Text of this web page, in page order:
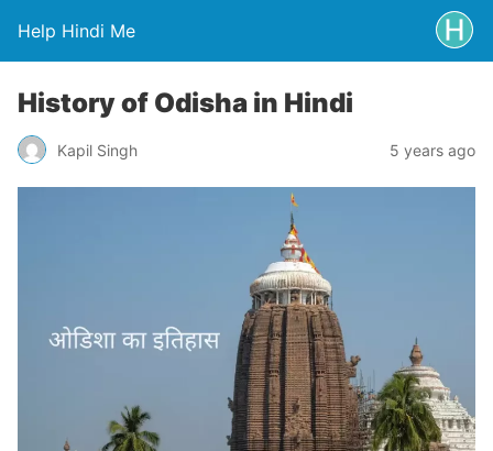
Help Hindi Me
History of Odisha in Hindi
Kapil Singh 5 years ago